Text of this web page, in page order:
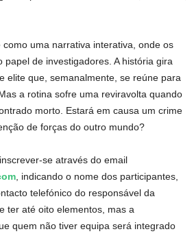
uma narrativa interativa, onde os
papel de investigadores. A história gira
elite que, semanalmente, se reúne para
a rotina sofre uma reviravolta quando
morto. Estará em causa um crime
de forças do outro mundo?
se através do email
, indicando o nome dos participantes,
telefónico do responsável da
ter até oito elementos, mas a
quem não tiver equipa será integrado